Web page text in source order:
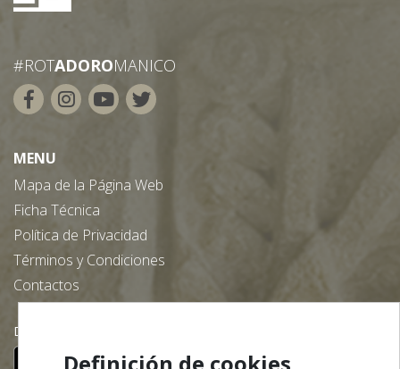
#ROTADOROMANICO
MENU
Mapa de la Página Web
Ficha Técnica
Política de Privacidad
Términos y Condiciones
Contactos
Descargue nuestra App gratuita: